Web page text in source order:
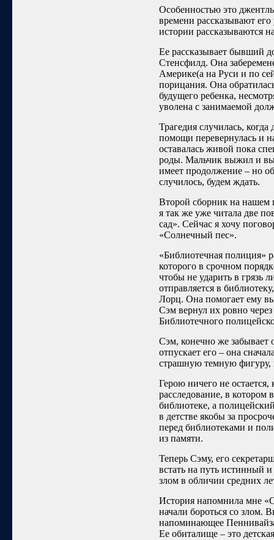
Особенностью это
времени рассказывают
истории рассказываются
Ее рассказывает бывший
Стенсфилд. Она
Америке(а на Руси и по
порицания. Она
будущего ребенка,
уволена с занимаемой
Трагедия случилась,
помощи перевернулась и
оставалась живой пока
роды. Мальчик выжил и
имеет продолжение – но
случилось, будем ждать.
Второй сборник на нашем
я так же уже читала две
сад». Сейчас я хочу
«Солнечный пес».
«Библиотечная полиция»
которого в срочном
чтобы не ударить в грязь
отправляется в
Лорц. Она помогает ему
Сэм вернул их ровно
Библиотечного
Сэм, конечно же забывает
отпускает его – она
страшную темную фигуру,
Герою ничего не остается,
расследование, в котором
библиотеке, а
в детстве якобы за
перед библиотеками и
из памяти.
Теперь Сэму, его
встать на путь истинный
злом в обличии средних
История напомнила мне
начали бороться со злом.
напоминающее
Ее обиталище – это